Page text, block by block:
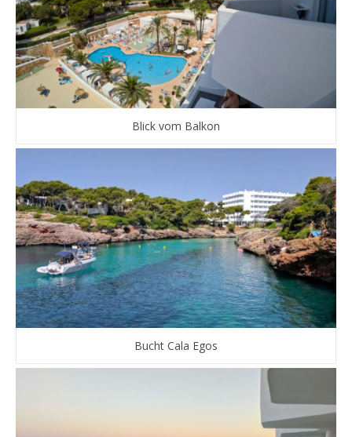
Blick vom Balkon
Bucht Cala Egos